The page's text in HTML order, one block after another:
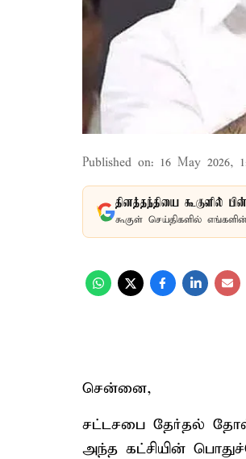
Published on: 16 May 2026,
தினத்தந்தியை கூகுளில்
கூகுள் செய்திகளில்
சென்னை,
சட்டசபை தேர்தல்
அந்த கட்சியின்